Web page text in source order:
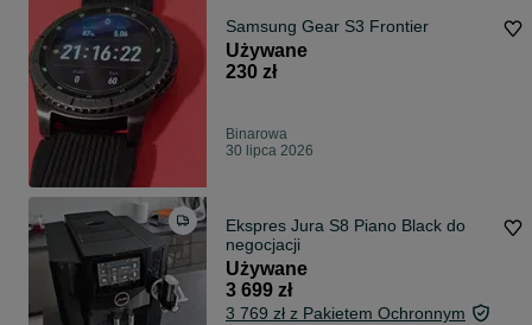
Samsung Gear S3 Frontier
Używane
230 zł
Binarowa
30 lipca 2026
Ekspres Jura S8 Piano Black do
negocjacji
Używane
3 699 zł
3 769 zł z Pakietem Ochronnym